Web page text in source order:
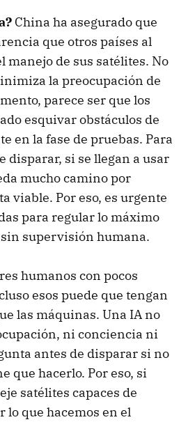
China ha asegurado que
que otros países al
manejo de sus satélites. No
la preocupación de
parece ser que los
esquivar obstáculos de
en la fase de pruebas. Para
disparar, si se llegan a usar
mucho camino por
viable. Por eso, es urgente
para regular lo máximo
supervisión humana.
humanos con pocos
esos puede que tengan
las máquinas. Una IA no
ni conciencia ni
antes de disparar si no
que hacerlo. Por eso, si
satélites capaces de
que hacemos en el